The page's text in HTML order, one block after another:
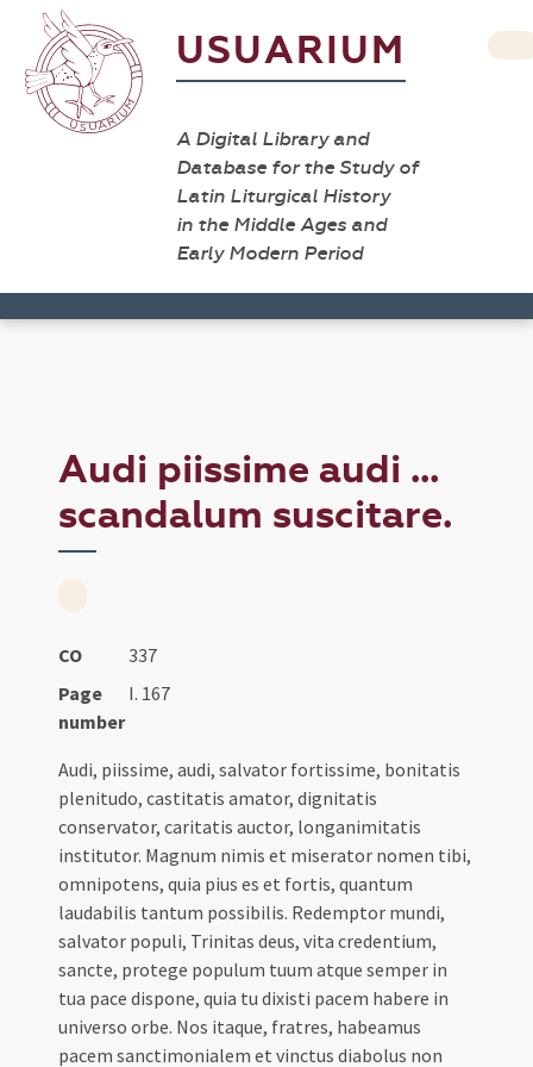
USUARIUM
A Digital Library and
Database for the Study of
Latin Liturgical History
in the Middle Ages and
Early Modern Period
Audi piissime audi ...
scandalum suscitare.
CO
337
Page
number
I. 167
Audi, piissime, audi, salvator fortissime, bonitatis
plenitudo, castitatis amator, dignitatis
conservator, caritatis auctor, longanimitatis
institutor. Magnum nimis et miserator nomen tibi,
omnipotens, quia pius es et fortis, quantum
laudabilis tantum possibilis. Redemptor mundi,
salvator populi, Trinitas deus, vita credentium,
sancte, protege populum tuum atque semper in
tua pace dispone, quia tu dixisti pacem habere in
universo orbe. Nos itaque, fratres, habeamus
pacem sanctimonialem et vinctus diabolus non